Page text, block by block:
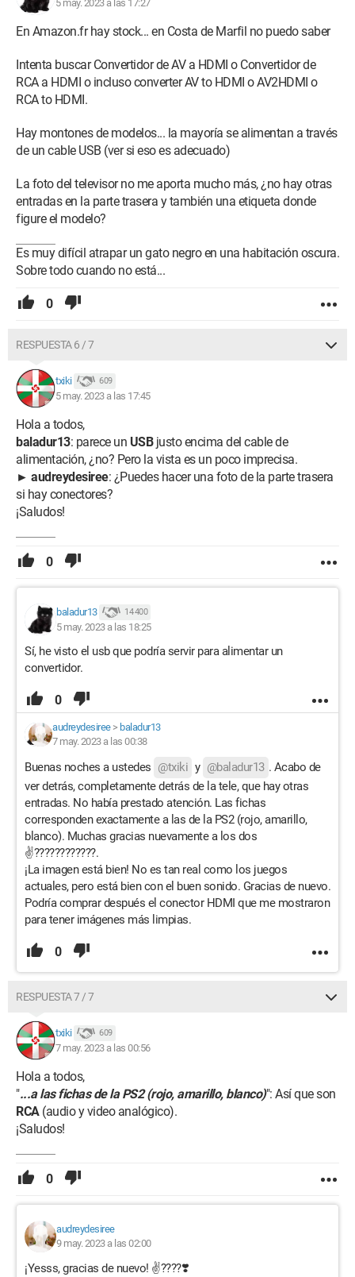
5 may. 2023 a las 17:27
En Amazon.fr hay stock... en Costa de Marfil no puedo saber
Intenta buscar Convertidor de AV a HDMI o Convertidor de
RCA a HDMI o incluso converter AV to HDMI o AV2HDMI o
RCA to HDMI.
Hay montones de modelos... la mayoría se alimentan a través
de un cable USB (ver si eso es adecuado)
La foto del televisor no me aporta mucho más, ¿no hay otras
entradas en la parte trasera y también una etiqueta donde
figure el modelo?
Es muy difícil atrapar un gato negro en una habitación oscura.
Sobre todo cuando no está...
0
RESPUESTA 6 / 7
txiki 609
5 may. 2023 a las 17:45
Hola a todos,
baladur13: parece un USBjusto encima del cable de
alimentación, ¿no? Pero la vista es un poco imprecisa.
► audreydesiree: ¿Puedes hacer una foto de la parte trasera
si hay conectores?
¡Saludos!
0
baladur13 14 400
5 may. 2023 a las 18:25
Sí, he visto el usb que podría servir para alimentar un
convertidor.
0
audreydesiree> baladur13
7 may. 2023 a las 00:38
Buenas noches a ustedes @txiki y @baladur13 . Acabo de
ver detrás, completamente detrás de la tele, que hay otras
entradas. No había prestado atención. Las fichas
corresponden exactamente a las de la PS2 (rojo, amarillo,
blanco). Muchas gracias nuevamente a los dos
✌????????????.
¡La imagen está bien! No es tan real como los juegos
actuales, pero está bien con el buen sonido. Gracias de nuevo.
Podría comprar después el conector HDMI que me mostraron
para tener imágenes más limpias.
0
RESPUESTA 7 / 7
txiki 609
7 may. 2023 a las 00:56
Hola a todos,
"...a las fichas de la PS2 (rojo, amarillo, blanco)": Así que son
RCA(audio y video analógico).
¡Saludos!
0
audreydesiree
9 may. 2023 a las 02:00
¡Yesss, gracias de nuevo! ✌????❣️